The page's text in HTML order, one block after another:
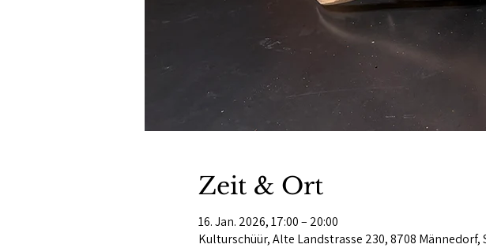
Zeit & Ort
16. Jan. 2026, 17:00 – 20:00
Kulturschüür, Alte Landstrasse 230, 8708 Männedorf,